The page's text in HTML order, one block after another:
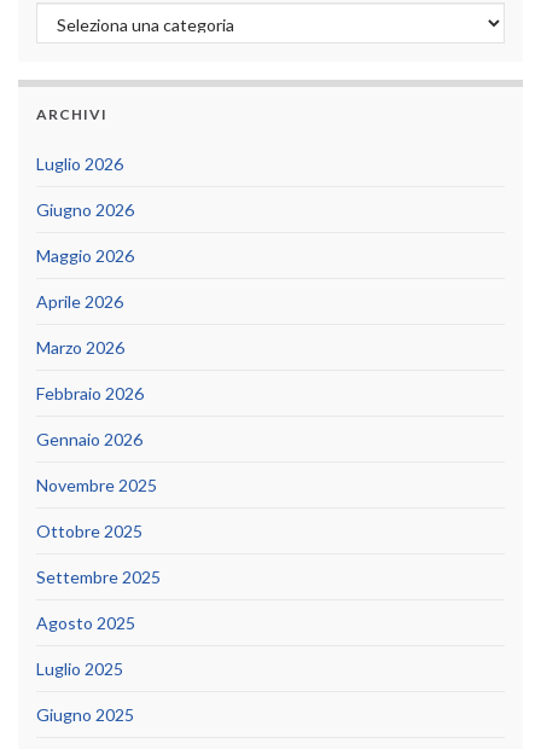
Categorie
ARCHIVI
Luglio 2026
Giugno 2026
Maggio 2026
Aprile 2026
Marzo 2026
Febbraio 2026
Gennaio 2026
Novembre 2025
Ottobre 2025
Settembre 2025
Agosto 2025
Luglio 2025
Giugno 2025